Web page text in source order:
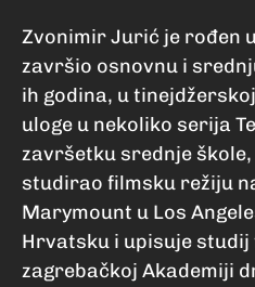
Zvonimir Jurić je rođen
završio osnovnu i
ih godina, u
uloge u nekoliko serija
završetku srednje
studirao filmsku režiju
Marymount u Los
Hrvatsku i upisuje studij
zagrebačkoj Akademiji